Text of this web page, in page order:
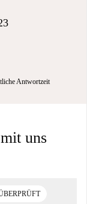
Antwortzeit
uns